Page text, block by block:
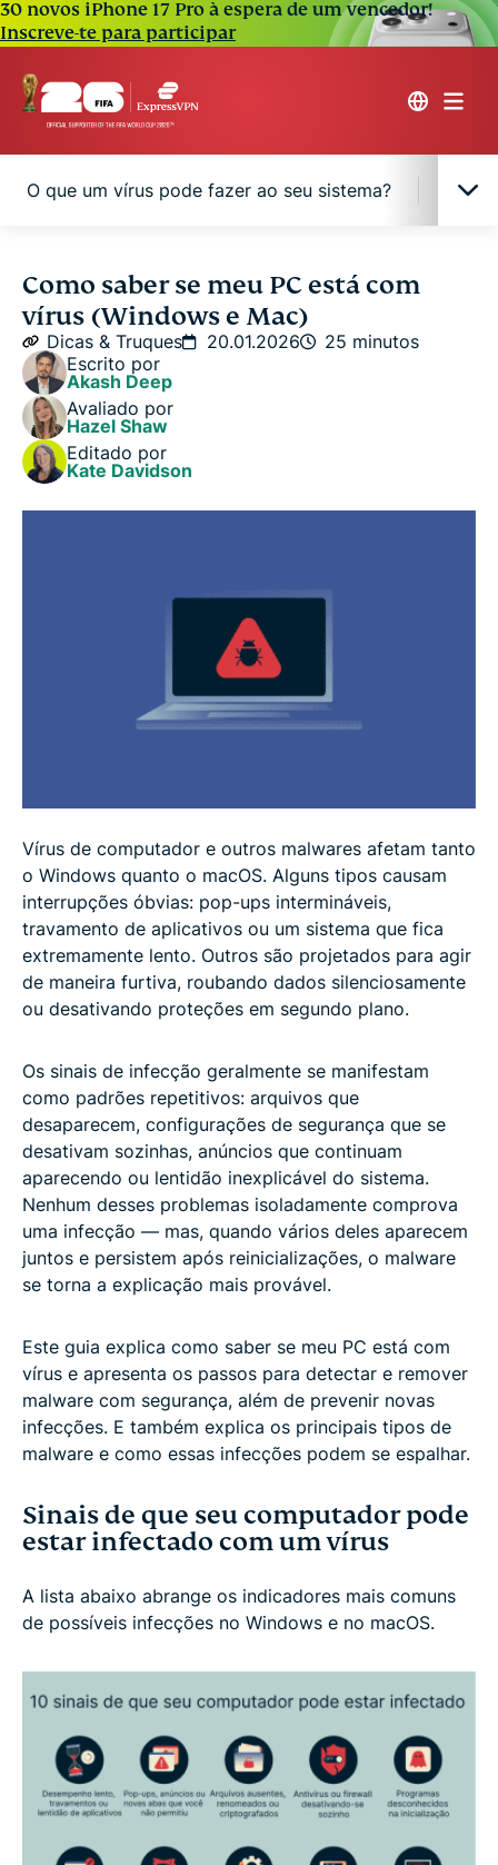
30 novos iPhone 17 Pro à espera de um vencedor!
Inscreve-te para participar
O que um vírus pode fazer ao seu sistema?
Sinais de que seu computador pode estar
infectado com um vírus
Como os computadores são infectados por vírus?
Tipos de vírus de computador
O que um vírus pode fazer ao seu sistema?
Como prevenir futuras infecções
Perguntas frequentes: dúvidas comuns sobre vírus
no computador
Como saber se meu PC está com
vírus (Windows e Mac)
Dicas & Truques 20.01.2026
25 minutos
Escrito por
Akash Deep
Avaliado por
Hazel Shaw
Editado por
Kate Davidson
Vírus de computador e outros malwares afetam tanto
o Windows quanto o macOS. Alguns tipos causam
interrupções óbvias: pop-ups intermináveis,
travamento de aplicativos ou um sistema que fica
extremamente lento. Outros são projetados para agir
de maneira furtiva, roubando dados silenciosamente
ou desativando proteções em segundo plano.
Os sinais de infecção geralmente se manifestam
como padrões repetitivos: arquivos que
desaparecem, configurações de segurança que se
desativam sozinhas, anúncios que continuam
aparecendo ou lentidão inexplicável do sistema.
Nenhum desses problemas isoladamente comprova
uma infecção — mas, quando vários deles aparecem
juntos e persistem após reinicializações, o malware
se torna a explicação mais provável.
Este guia explica como saber se meu PC está com
vírus e apresenta os passos para detectar e remover
malware com segurança, além de prevenir novas
infecções. E também explica os principais tipos de
malware e como essas infecções podem se espalhar.
Sinais de que seu computador pode
estar infectado com um vírus
A lista abaixo abrange os indicadores mais comuns
de possíveis infecções no Windows e no macOS.